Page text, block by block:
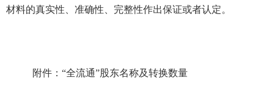
材料的真实性、准确性、完整性作出保证或者认定。
附件：“全流通”股东名称及转换数量